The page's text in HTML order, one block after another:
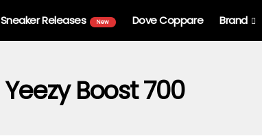
Sneaker Releases New Dove Coppare Brand
Yeezy Boost 700